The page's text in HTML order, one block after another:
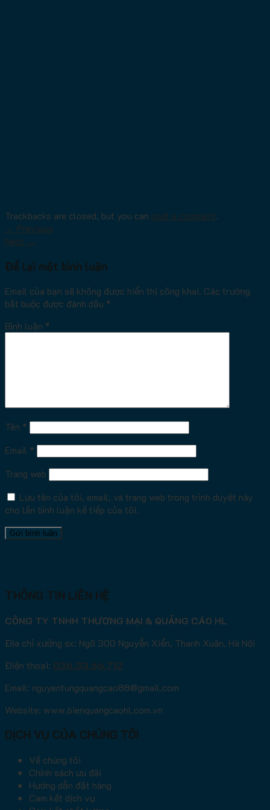
Trackbacks are closed, but you can post a comment.
← Previous
Next →
Để lại một bình luận
Email của bạn sẽ không được hiển thị công khai. Các trường
bắt buộc được đánh dấu *
Bình luận *
Tên *
Email *
Trang web
Lưu tên của tôi, email, và trang web trong trình duyệt này
cho lần bình luận kế tiếp của tôi.
THÔNG TIN LIÊN HỆ
CÔNG TY TNHH THƯƠNG MẠI & QUẢNG CÁO HL
Địa chỉ xưởng sx: Ngõ 300 Nguyễn Xiển, Thanh Xuân, Hà Nội
Điện thoại: 036.33.66.712
Email: nguyentungquangcao88@gmail.com
Website: www.bienquangcaohl.com.vn
DỊCH VỤ CỦA CHÚNG TÔI
Về chúng tôi
Chính sách ưu đãi
Hướng dẫn đặt hàng
Cam kết dịch vụ